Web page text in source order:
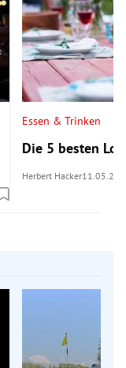
Essen & Trinken
Die 5 besten
Herbert Hacker